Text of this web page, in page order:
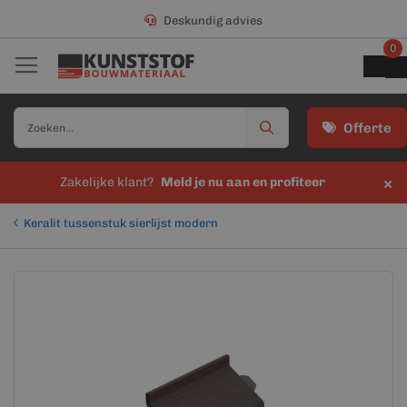
Deskundig advies
Offerte
0
Zakelijke klant? Meld je nu aan en profiteer ×
Keralit tussenstuk sierlijst modern